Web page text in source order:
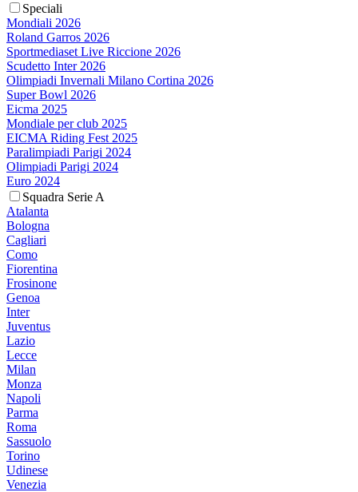
Speciali
Mondiali 2026
Roland Garros 2026
Sportmediaset Live Riccione 2026
Scudetto Inter 2026
Olimpiadi Invernali Milano Cortina 2026
Super Bowl 2026
Eicma 2025
Mondiale per club 2025
EICMA Riding Fest 2025
Paralimpiadi Parigi 2024
Olimpiadi Parigi 2024
Euro 2024
Squadra Serie A
Atalanta
Bologna
Cagliari
Como
Fiorentina
Frosinone
Genoa
Inter
Juventus
Lazio
Lecce
Milan
Monza
Napoli
Parma
Roma
Sassuolo
Torino
Udinese
Venezia